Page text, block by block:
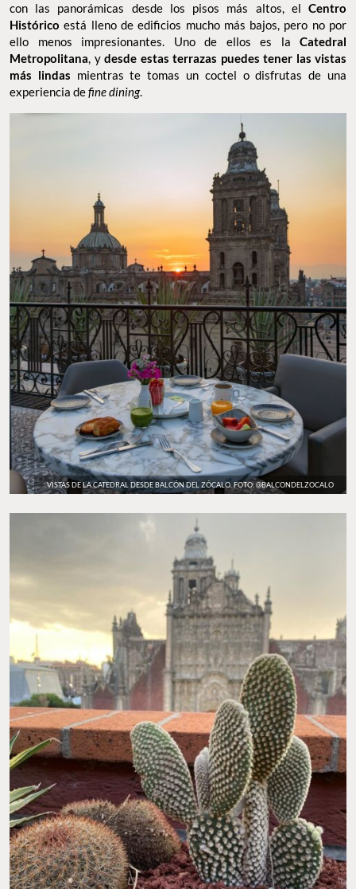
con las panorámicas desde los pisos más altos, el Centro
Histórico está lleno de edificios mucho más bajos, pero no por
ello menos impresionantes. Uno de ellos es la Catedral
Metropolitana, y desde estas terrazas puedes tener las vistas
más lindas mientras te tomas un coctel o disfrutas de una
experiencia define dining.
VISTAS DE LA CATEDRAL DESDE BALCÓN DEL ZÓCALO. FOTO: @BALCONDELZOCALO